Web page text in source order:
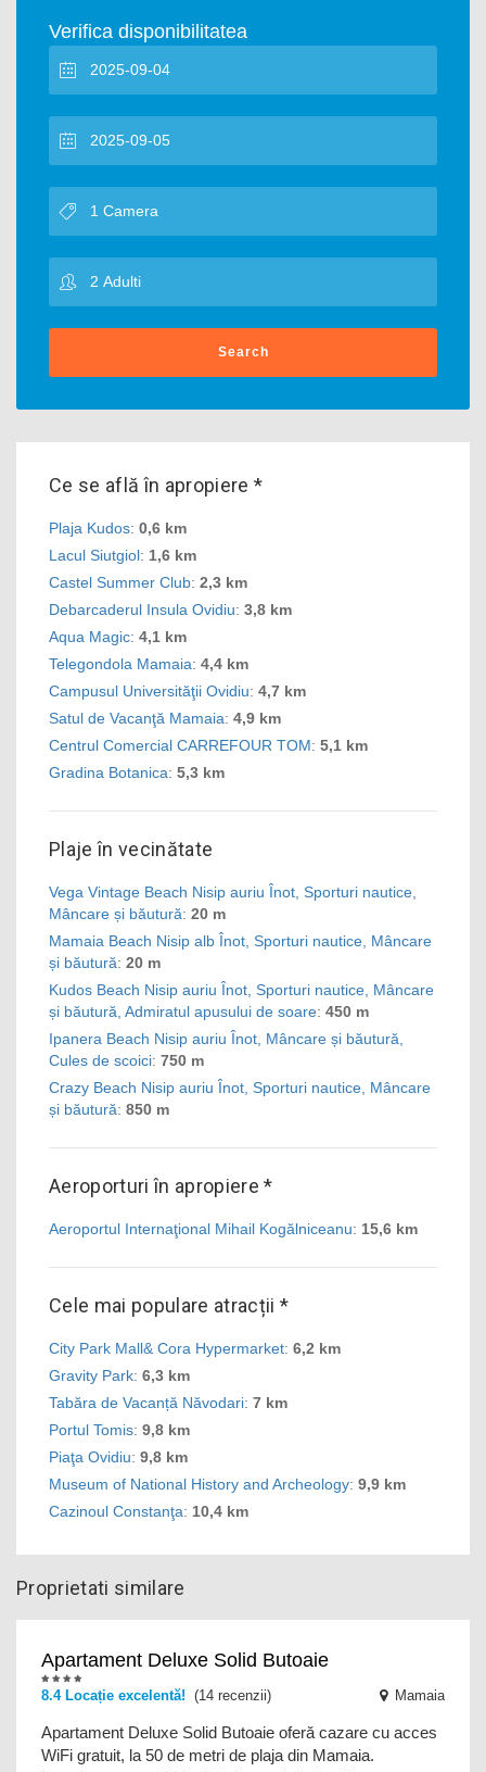
Verifica disponibilitatea
Search
Ce se află în apropiere *
Plaja Kudos: 0,6 km
Lacul Siutgiol: 1,6 km
Castel Summer Club: 2,3 km
Debarcaderul Insula Ovidiu: 3,8 km
Aqua Magic: 4,1 km
Telegondola Mamaia: 4,4 km
Campusul Universităţii Ovidiu: 4,7 km
Satul de Vacanţă Mamaia: 4,9 km
Centrul Comercial CARREFOUR TOM: 5,1 km
Gradina Botanica: 5,3 km
Plaje în vecinătate
Vega Vintage Beach Nisip auriu Înot, Sporturi nautice,
Mâncare și băutură: 20 m
Mamaia Beach Nisip alb Înot, Sporturi nautice, Mâncare
și băutură: 20 m
Kudos Beach Nisip auriu Înot, Sporturi nautice, Mâncare
și băutură, Admiratul apusului de soare: 450 m
Ipanera Beach Nisip auriu Înot, Mâncare și băutură,
Cules de scoici: 750 m
Crazy Beach Nisip auriu Înot, Sporturi nautice, Mâncare
și băutură: 850 m
Aeroporturi în apropiere *
Aeroportul Internaţional Mihail Kogălniceanu: 15,6 km
Cele mai populare atracții *
City Park Mall& Cora Hypermarket: 6,2 km
Gravity Park: 6,3 km
Tabăra de Vacanță Năvodari: 7 km
Portul Tomis: 9,8 km
Piaţa Ovidiu: 9,8 km
Museum of National History and Archeology: 9,9 km
Cazinoul Constanţa: 10,4 km
Proprietati similare
Apartament Deluxe Solid Butoaie
8.4 Locație excelentă! (14 recenzii) Mamaia
Apartament Deluxe Solid Butoaie oferă cazare cu acces
WiFi gratuit, la 50 de metri de plaja din Mamaia.